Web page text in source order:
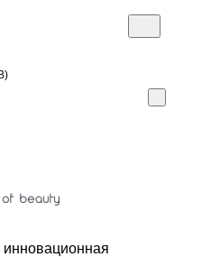
инновационная